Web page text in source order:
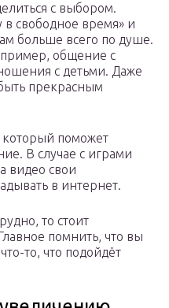
с выбором.
в свободное время» и
больше всего по душе.
общение с
с детьми. Даже
прекрасным
который поможет
В случае с играми
видео свои
в интернет.
то стоит
помнить, что вы
то, что подойдёт